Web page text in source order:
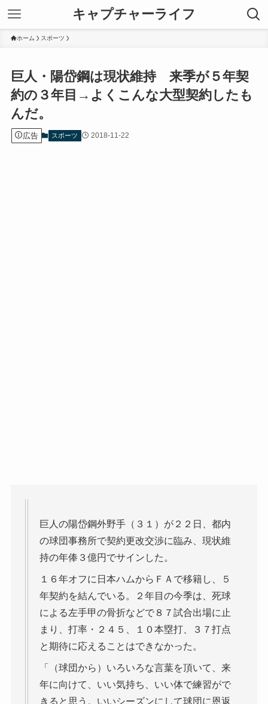
キャプチャーライフ
ホーム スポーツ
巨人・陽岱鋼は現状維持 来季が５年契
約の３年目→よくこんな大型契約したも
んだ。
広告 スポーツ 2018-11-22
巨人の陽岱鋼外野手（３１）が２２日、都内
の球団事務所で契約更改交渉に臨み、現状維
持の年俸３億円でサインした。
１６年オフに日本ハムからＦＡで移籍し、５
年契約を結んでいる。２年目の今季は、死球
による左手甲の骨折などで８７試合出場に止
まり、打率・２４５、１０本塁打、３７打点
と期待に応えることはできなかった。
「（球団から）いろいろな言葉を頂いて、来
年に向けて、いい気持ち、いい体で練習がで
きると思う。いいシーズンにして球団に恩返